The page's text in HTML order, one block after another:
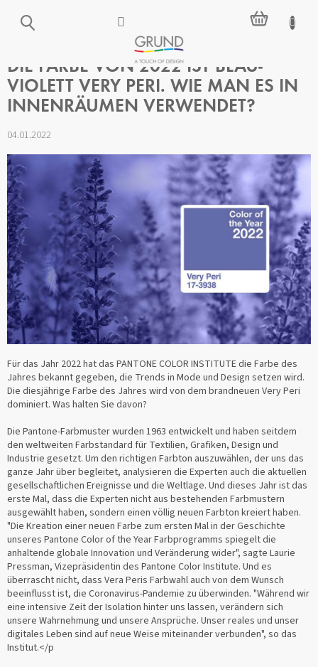
Inhalt
springen
DIE FARBE VON 2022 IST BLAU-
VIOLETT VERY PERI. WIE MAN ES IN
INNENRÄUMEN VERWENDET?
04.01.2022
Für das Jahr 2022 hat das PANTONE COLOR INSTITUTE die Farbe des
Jahres bekannt gegeben, die Trends in Mode und Design setzen wird.
Die diesjährige Farbe des Jahres wird von dem brandneuen Very Peri
dominiert. Was halten Sie davon?
Die Pantone-Farbmuster wurden 1963 entwickelt und haben seitdem
den weltweiten Farbstandard für Textilien, Grafiken, Design und
Industrie gesetzt. Um den richtigen Farbton auszuwählen, der uns das
ganze Jahr über begleitet, analysieren die Experten auch die aktuellen
gesellschaftlichen Ereignisse und die Weltlage. Und dieses Jahr ist das
erste Mal, dass die Experten nicht aus bestehenden Farbmustern
ausgewählt haben, sondern einen völlig neuen Farbton kreiert haben.
"Die Kreation einer neuen Farbe zum ersten Mal in der Geschichte
unseres Pantone Color of the Year Farbprogramms spiegelt die
anhaltende globale Innovation und Veränderung wider", sagte Laurie
Pressman, Vizepräsidentin des Pantone Color Institute. Und es
überrascht nicht, dass Vera Peris Farbwahl auch von dem Wunsch
beeinflusst ist, die Coronavirus-Pandemie zu überwinden. "Während wir
eine intensive Zeit der Isolation hinter uns lassen, verändern sich
unsere Wahrnehmung und unsere Ansprüche. Unser reales und unser
digitales Leben sind auf neue Weise miteinander verbunden", so das
Institut.</p